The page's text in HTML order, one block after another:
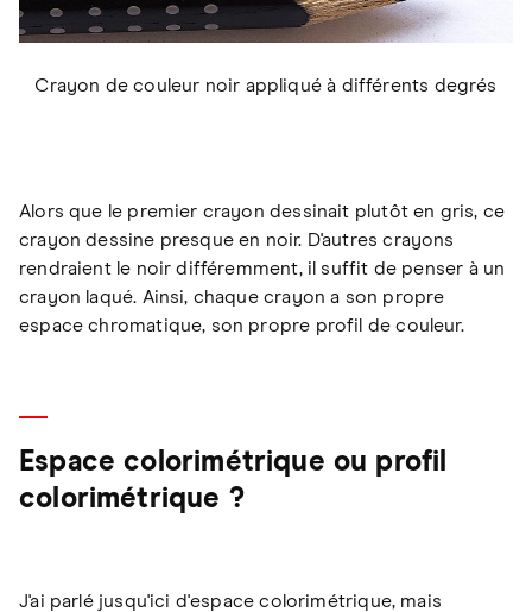
Crayon de couleur noir appliqué à différents degrés
Alors que le premier crayon dessinait plutôt en gris, ce
crayon dessine presque en noir. D'autres crayons
rendraient le noir différemment, il suffit de penser à un
crayon laqué. Ainsi, chaque crayon a son propre
espace chromatique, son propre profil de couleur.
Espace colorimétrique ou profil
colorimétrique ?
J'ai parlé jusqu'ici d'espace colorimétrique, mais